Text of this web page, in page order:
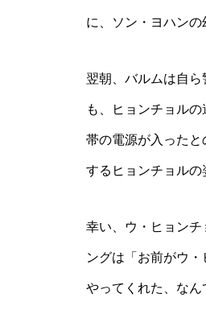
に、ソン・ヨハンの
翌朝、バルムは自
も、ヒョンチョル
帯の電源が入った
するヒョンチョルの
幸い、ウ・ヒョン
ングは「お前がウ
やってくれた、なん